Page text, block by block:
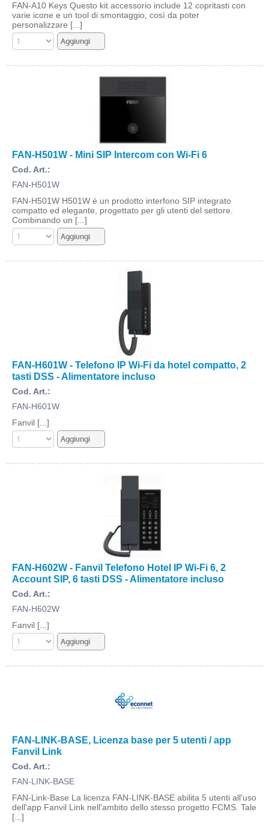
FAN-A10 Keys Questo kit accessorio include 12 copritasti con
varie icone e un tool di smontaggio, così da poter
personalizzare [...]
FAN-H501W - Mini SIP Intercom con Wi-Fi 6
Cod. Art.:
FAN-H501W
FAN-H501W H501W è un prodotto interfono SIP integrato
compatto ed elegante, progettato per gli utenti del settore.
Combinando un [...]
FAN-H601W - Telefono IP Wi-Fi da hotel compatto, 2
tasti DSS - Alimentatore incluso
Cod. Art.:
FAN-H601W
Fanvil [...]
FAN-H602W - Fanvil Telefono Hotel IP Wi-Fi 6, 2
Account SIP, 6 tasti DSS - Alimentatore incluso
Cod. Art.:
FAN-H602W
Fanvil [...]
FAN-LINK-BASE, Licenza base per 5 utenti / app
Fanvil Link
Cod. Art.:
FAN-LINK-BASE
FAN-Link-Base La licenza FAN-LINK-BASE abilita 5 utenti all'uso
dell'app Fanvil Link nell'ambito dello stesso progetto FCMS. Tale
[...]